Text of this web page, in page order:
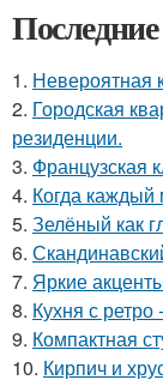
1. Невероятная
2. Городская
резиденции.
3. Французская
4. Когда каждый
5. Зелёный как
6.
7. Яркие
8. Кухня с
9. Компактная
10. Кирпич и